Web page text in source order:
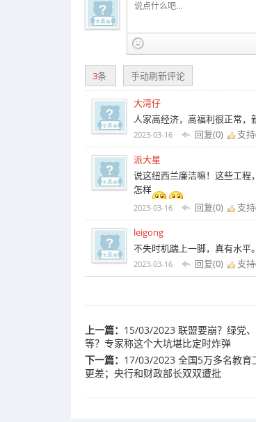
3条 手动刷新评论
大湾仔
人家高经济，高福利很正常
2023-03-16 回复(0) 支
派大星
说这纽西兰廉洁嘛！这些工程
怎样
2023-03-16 回复(0) 支
leigong
不失时机踹上一脚，真有水平
2023-03-16 回复(0) 支
上一篇： 15/03/2023 联盟要崩？绿党
等？专家称这个大坑堪比定时炸弹
下一篇： 17/03/2023 全国5万多名教育
更差；央行和财政部长双双遭批